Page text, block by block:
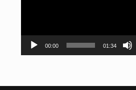
00:00 01:34